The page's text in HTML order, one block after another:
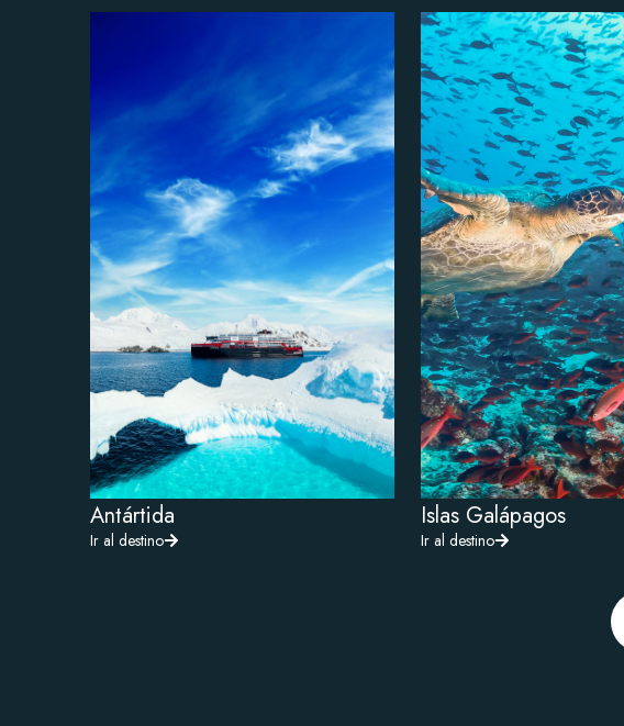
Antártida
Ir al destino
Islas Galápagos
Ir al destino